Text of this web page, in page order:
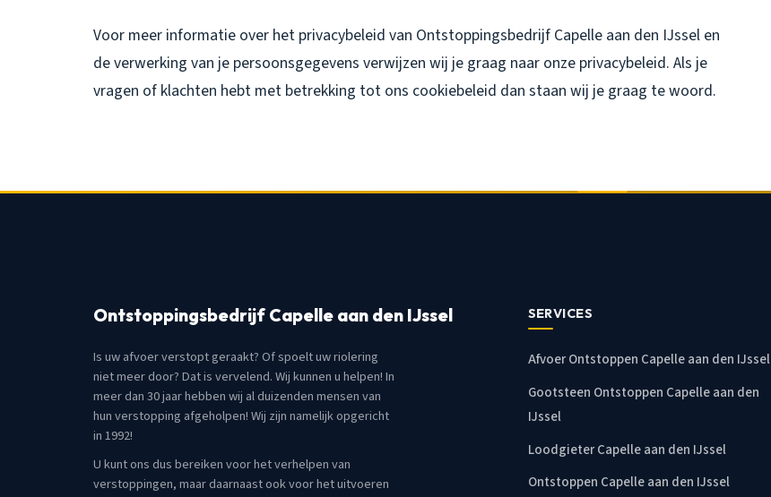
Voor meer informatie over het privacybeleid van Ontstoppingsbedrijf Capelle aan den IJssel en
de verwerking van je persoonsgegevens verwijzen wij je graag naar onze privacybeleid. Als je
vragen of klachten hebt met betrekking tot ons cookiebeleid dan staan wij je graag te woord.
Ontstoppingsbedrijf Capelle aan den IJssel
Is uw afvoer verstopt geraakt? Of spoelt uw riolering
niet meer door? Dat is vervelend. Wij kunnen u helpen! In
meer dan 30 jaar hebben wij al duizenden mensen van
hun verstopping afgeholpen! Wij zijn namelijk opgericht
in 1992!
U kunt ons dus bereiken voor het verhelpen van
verstoppingen, maar daarnaast ook voor het uitvoeren
SERVICES
Afvoer Ontstoppen Capelle aan den IJssel
Gootsteen Ontstoppen Capelle aan den
IJssel
Loodgieter Capelle aan den IJssel
Ontstoppen Capelle aan den IJssel